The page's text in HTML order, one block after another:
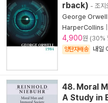
rback) - 조지
George Orwell
HarperCollins
4,900원 (30%
양탄자배송 내일
48. Moral
A Study in